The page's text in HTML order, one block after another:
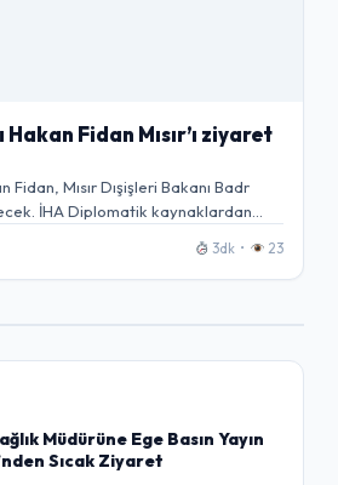
Hakan Fidan Mısır’ı ziyaret
Fidan, Mısır Dışişleri Bakanı Badr
İHA Diplomatik kaynaklardan…
3dk • 23
Müdürüne Ege Basın Yayın
Sıcak Ziyaret